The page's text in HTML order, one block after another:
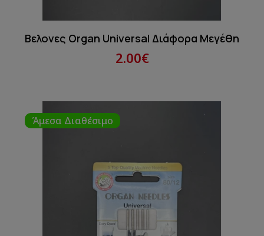
Βελονες Organ Universal Διάφορα Μεγέθη
2.00€
Άμεσα Διαθέσιμο